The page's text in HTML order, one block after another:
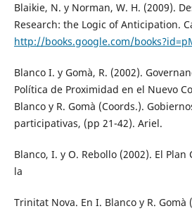
Blaikie, N. y Norman, W. H. (2009).
Research: the Logic of Anticipation.
http://books.google.com/
Blanco I. y Gomà, R. (2002).
Política de Proximidad en el Nuevo
Blanco y R. Gomà (Coords.).
participativas, (pp 21-42). Ariel.
Blanco, I. y O. Rebollo (2002). El
la
Trinitat Nova. En I. Blanco y R. Gomà